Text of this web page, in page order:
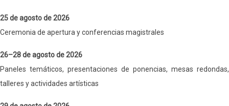
25 de agosto de 2026
Ceremonia de apertura y conferencias magistrales
26–28 de agosto de 2026
Paneles temáticos, presentaciones de ponencias, mesas redondas,
talleres y actividades artísticas